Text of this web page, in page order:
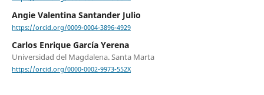
Angie Valentina Santander Julio
https://orcid.org/0009-0004-3896-4929
Carlos Enrique García Yerena
Universidad del Magdalena. Santa Marta
https://orcid.org/0000-0002-9973-552X